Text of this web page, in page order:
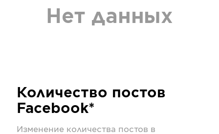
Нет данных
Количество постов
Facebook*
Изменение количества постов в